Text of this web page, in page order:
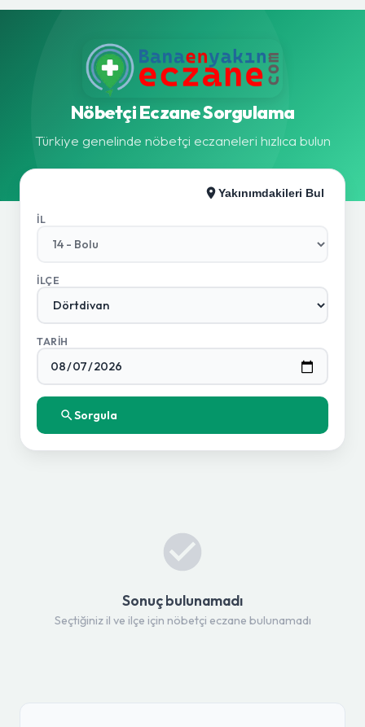
Nöbetçi Eczane Sorgulama
Türkiye genelinde nöbetçi eczaneleri hızlıca bulun
Yakınımdakileri Bul
İL
İLÇE
TARIH
Sorgula
Sonuç bulunamadı
Seçtiğiniz il ve ilçe için nöbetçi eczane bulunamadı